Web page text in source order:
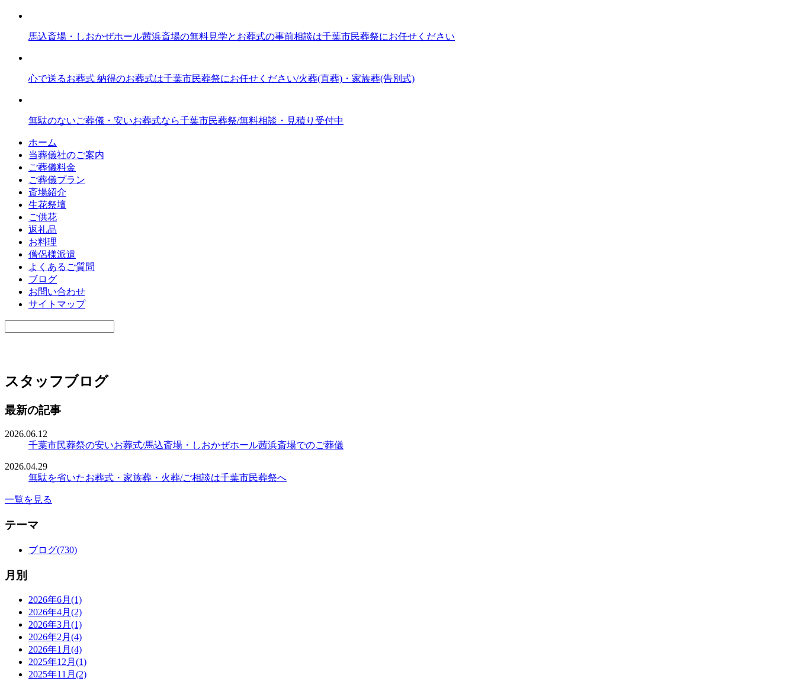
馬込斎場・しおかぜホール茜浜斎場の無料見学とお葬式の事前相談は千葉市民葬祭にお任せください
心で送るお葬式 納得のお葬式は千葉市民葬祭にお任せください/火葬(直葬)・家族葬(告別式)
無駄のないご葬儀・安いお葬式なら千葉市民葬祭/無料相談・見積り受付中
ホーム
当葬儀社のご案内
ご葬儀料金
ご葬儀プラン
斎場紹介
生花祭壇
ご供花
返礼品
お料理
僧侶様派遣
よくあるご質問
ブログ
お問い合わせ
サイトマップ
スタッフブログ
最新の記事
2026.06.12
千葉市民葬祭の安いお葬式/馬込斎場・しおかぜホール茜浜斎場でのご葬儀
2026.04.29
無駄を省いたお葬式・家族葬・火葬/ご相談は千葉市民葬祭へ
一覧を見る
テーマ
ブログ(730)
月別
2026年6月(1)
2026年4月(2)
2026年3月(1)
2026年2月(4)
2026年1月(4)
2025年12月(1)
2025年11月(2)